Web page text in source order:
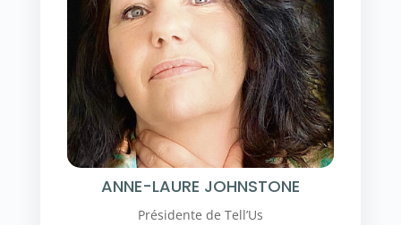
ANNE-LAURE JOHNSTONE
Présidente de Tell’Us